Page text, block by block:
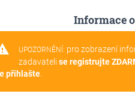
Informace
UPOZORNĚNÍ: pro zobrazení
zadavateli se registrujte
přihlašte.